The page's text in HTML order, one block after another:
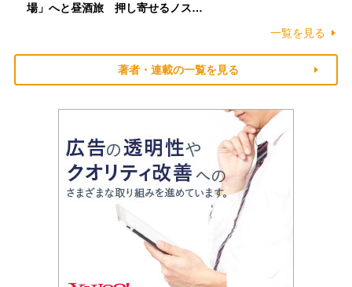
場」へと昼酒旅 押し寄せるノス…
一覧を見る
著者・連載の一覧を見る